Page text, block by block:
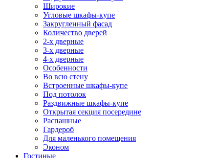
Широкие
Угловые шкафы-купе
Закругленный фасад
Количество дверей
2-х дверные
3-х дверные
4-х дверные
Особенности
Во всю стену
Встроенные шкафы-купе
Под потолок
Раздвижные шкафы-купе
Открытая секция посередине
Распашные
Гардероб
Для маленького помещения
Эконом
Гостиные